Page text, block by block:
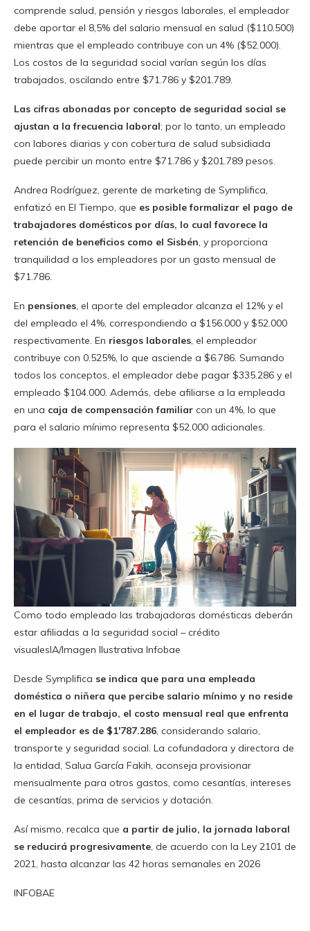
comprende salud, pensión y riesgos laborales, el empleador
debe aportar el 8,5% del salario mensual en salud ($110.500)
mientras que el empleado contribuye con un 4% ($52.000).
Los costos de la seguridad social varían según los días
trabajados, oscilando entre $71.786 y $201.789.
Las cifras abonadas por concepto de seguridad social se
ajustan a la frecuencia laboral; por lo tanto, un empleado
con labores diarias y con cobertura de salud subsidiada
puede percibir un monto entre $71.786 y $201.789 pesos.
Andrea Rodríguez, gerente de marketing de Symplifica,
enfatizó en El Tiempo, que es posible formalizar el pago de
trabajadores domésticos por días, lo cual favorece la
retención de beneficios como el Sisbén , y proporciona
tranquilidad a los empleadores por un gasto mensual de
$71.786.
En pensiones , el aporte del empleador alcanza el 12% y el
del empleado el 4%, correspondiendo a $156.000 y $52.000
respectivamente. En riesgos laborales , el empleador
contribuye con 0.525%, lo que asciende a $6.786. Sumando
todos los conceptos, el empleador debe pagar $335.286 y el
empleado $104.000. Además, debe afiliarse a la empleada
en una caja de compensación familiar con un 4%, lo que
para el salario mínimo representa $52.000 adicionales.
Como todo empleado las trabajadoras domésticas deberán
estar afiliadas a la seguridad social – crédito
visualesIA/Imagen Ilustrativa Infobae
Desde Symplifica se indica que para una empleada
doméstica o niñera que percibe salario mínimo y no reside
en el lugar de trabajo, el costo mensual real que enfrenta
el empleador es de $1′787.286, considerando salario,
transporte y seguridad social. La cofundadora y directora de
la entidad, Salua García Fakih, aconseja provisionar
mensualmente para otros gastos, como cesantías, intereses
de cesantías, prima de servicios y dotación.
Así mismo, recalca que a partir de julio, la jornada laboral
se reducirá progresivamente, de acuerdo con la Ley 2101 de
2021, hasta alcanzar las 42 horas semanales en 2026
INFOBAE